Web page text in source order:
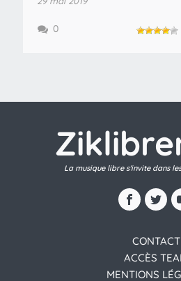
0
La musique libre s'invite dans
CONTACT
ACCÈS
MENTIONS